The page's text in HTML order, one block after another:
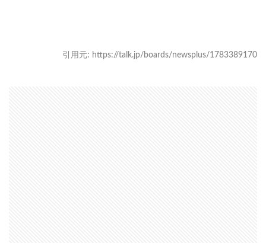
引用元: https://talk.jp/boards/newsplus/1783389170